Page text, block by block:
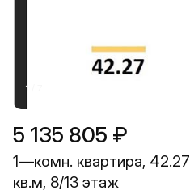
5 135 805 ₽
1—комн. квартира, 42.27
кв.м, 8/13 этаж
1 / 7